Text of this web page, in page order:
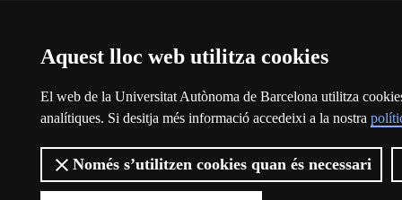
Aquest lloc web utilitza cookies
El web de la Universitat Autònoma de Barcelona utilitza
analítiques. Si desitja més informació accedeixi a la nostra
Només s’utilitzen cookies quan és necessari